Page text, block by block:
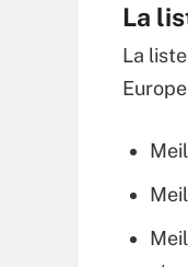
La
La